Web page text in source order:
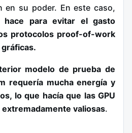
en su poder. En este caso,
hace para evitar el gasto
protocolos proof-of-work
modelo de prueba de
requería mucha energía y
lo que hacía que las GPU
valiosas.